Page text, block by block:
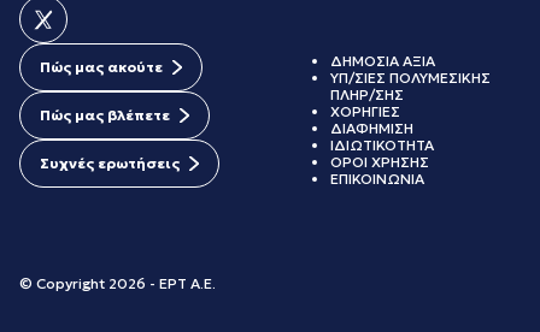
Πώς μας ακούτε
Πώς μας βλέπετε
Συχνές ερωτήσεις
© Copyright 2026 - ΕΡΤ Α.Ε.
ΔΗΜΟΣΙΑ ΑΞΙΑ
ΥΠ/ΣΙΕΣ ΠΟΛΥΜΕΣΙΚΗΣ
ΠΛΗΡ/ΣΗΣ
ΧΟΡΗΓΙΕΣ
ΔΙΑΦΗΜΙΣΗ
ΙΔΙΩΤΙΚΟΤΗΤΑ
ΟΡΟΙ ΧΡΗΣΗΣ
ΕΠΙΚΟΙΝΩΝΙΑ